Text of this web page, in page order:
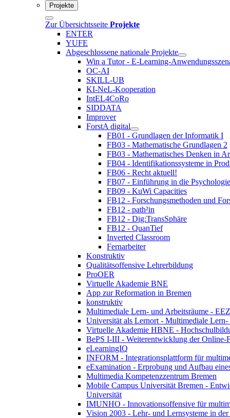
Projekte
Zur Übersichtsseite Projekte
ENTER
YUFE
Abgeschlossene nationale Projekte
Win a Tutor - E-Learning-
OC-AI
SKILL-UB
KI-NeL-Kooperation
IntEL4CoRo
SIDDATA
Improver
ForstA digital
FB01 - Grundlagen der Informatik I
FB03 - Mathematische Grundlagen 2
FB03 - Mathematisches Denken in
FB04 - Identifikationssysteme in
FB06 - Recht aktuell!
FB07 - Einführung in die
FB09 - KuWi Capacities
FB12 - Forschungsmethoden und
FB12 - path²in
FB12 - Dig:TransSphäre
FB12 - QuanTief
Inverted Classroom
Fernarbeiter
Konstruktiv
Qualitätsoffensive Lehrerbildung
ProOER
Virtuelle Akademie BNE
App zur Reformation in Bremen
konstruktiv
Multimediale Lern- und Arbeitsräume -
Universität als Lernort - Multimediale
Virtuelle Akademie HBNE -
BePS I-III - Weiterentwicklung der Online-
eLearningIQ
INFORM - Integrationsplattform für
eExamination - Erprobung und Aufbau
Multimedia Kompetenzzentrum Bremen
Mobile Campus Universität Bremen -
Universität
IMUNHO - Innovationsoffensive für
Vision 2003 - Lehr- und Lernsysteme in